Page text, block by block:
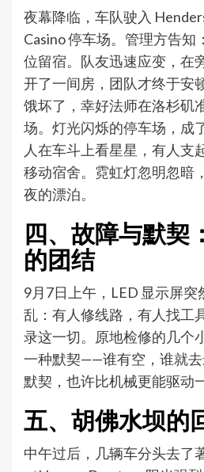
夜幕降临，车队驶入
Casino 停车场。管理方告知
位留宿。队友迅速应变，在
开了一间房，团队才终于安
饿坏了，幸好法师在洛杉矶
场。灯光闪烁的停车场，成
人在车斗上看星星，有人支
移动宿舍。霓虹灯忽明忽暗
夜的漂泊。
四、故障与默契
的团结
9月7日上午，LED 显示屏
乱：有人修线路，有人找工
录这一切。原地检修的几个
一种默契——谁有空，谁就
默契，也许比机械更能驱动
五、胡佛水坝的
中午过后，几辆车分头去了